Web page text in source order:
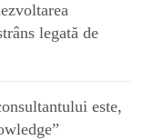
legată de
este,